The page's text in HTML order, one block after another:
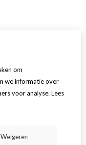
om
we informatie over
voor analyse. Lees
Weigeren